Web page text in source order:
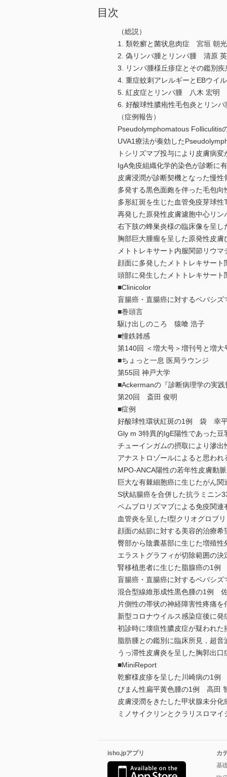
目次
（総説）
1. 類乾癬と菌状息肉症 宮垣 朝光
2. 偽リンパ腫とリンパ腫 清原
3. リンパ腫様丘疹症とその鑑別
4. 重症蚊刺アレルギーとEBウ
5. 紅皮症とリンパ腫 八木 宏明
6. 好酸球性膿疱性毛包炎とリン
（症例報告）
Pseudolymphomatous
UVA1療法が奏効した
トシリズマブ投与により皮膚病
IgA免疫組織化学的染色が診断
皮膚浸潤が診断契機となった慢
多発する黒色面皰を伴った毛包
多形紅斑を生じた血管免疫芽球
再発した原発性皮膚濾胞中心リ
右下肢の蜂巣炎様の臨床像を呈
胸部巨大腫瘤を呈した原発性皮
メトトレキサート内服関節リウ
顔面に多発したメトトレキサー
頭部に発生したメトトレキサー
■Clinicolor
盲腸癌・直腸癌に対するベバシ
■巻頭言
駆け出しのころ 猿喰 浩子
■憧鉄雑感
第140回 ＜増大号＞増刊号と増
■ちょっと一息 医局ラウンジ
第55回 神戸大学
■Ackermanの『診断病理学の実践
第20回 斎田 俊明
■症例
好酸球性環状紅斑の1例 袋 幸
Gly m 3特異的IgE陽性であった
チューインガムの摂取により滲
アナストロゾールによると思わ
MPO-ANCA陽性の若年性皮膚動
巨大な有棘細胞癌に生じたがん
S状結腸癌を合併した抗ラミニ
ペムブロリズマブによる免疫関
血管炎を呈したI型クリオグロブ
顔面の結節に対する美容的治療
臀部から陰囊基部に生じた増殖
エラストグラフィが切除範囲の
腎移植患者に生じた脂腺癌の1例
盲腸癌・直腸癌に対するベバシ
混合型線維形成性黒色腫の1例
片側性の帯状の神経障害性疼痛
新型コロナウイルス感染症後に
初診時に壊疽性膿皮症が疑われ
脂肪腫との鑑別に臨床所見，超
うっ滞性皮膚炎を呈した胸郭出
■MiniReport
乾癬様皮疹を呈した川崎病の1例
びまん性扁平黄色腫の1例 高田
皮膚浸潤をきたした甲状腺未分
ミノサイクリンとクラリスロマ
isho.jpアプリ
カ
基